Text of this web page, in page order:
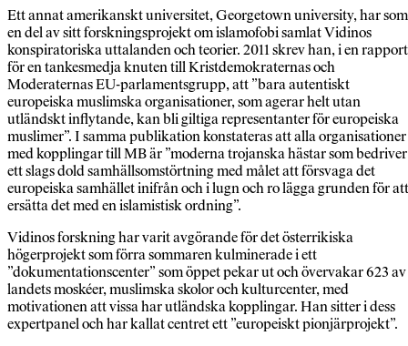
Ett annat amerikanskt universitet, George­town university, har som
en del av sitt forskningsprojekt om islamofobi samlat Vidinos
konspiratoriska uttalanden och teorier. 2011 skrev han, i en rapport
för en tankesmedja knuten till Kristdemokraternas och
Moderaternas EU-parlamentsgrupp, att ”bara autentiskt
europeiska muslimska organisationer, som agerar helt utan
utländskt inflytande, kan bli giltiga representanter för europeiska
muslimer”. I samma publikation konstateras att alla organisationer
med kopplingar till MB är ”moderna trojanska hästar som bedriver
ett slags dold samhällsomstörtning med målet att försvaga det
europeiska samhället inifrån och i lugn och ro lägga grunden för att
ersätta det med en islamistisk ordning”.
Vidinos forskning har varit avgörande för det österrikiska
högerprojekt som förra sommaren kulminerade i ett
”dokumentationscenter” som öppet pekar ut och övervakar 623 av
landets moskéer, muslimska skolor och kulturcenter, med
motivationen att vissa har utländska kopplingar. Han sitter i dess
expertpanel och har kallat centret ett ”europeiskt pionjärprojekt”.